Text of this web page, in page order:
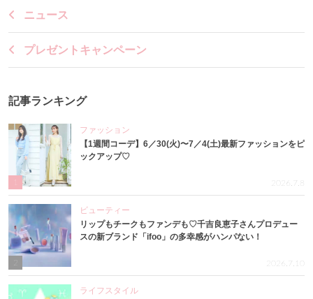
ニュース
プレゼントキャンペーン
記事ランキング
ファッション
【1週間コーデ】6／30(火)〜7／4(土)最新ファッションをピ
ックアップ♡
2026.7.8
ビューティー
リップもチークもファンデも♡千吉良恵子さんプロデュー
スの新ブランド「ifoo」の多幸感がハンパない！
2026.7.10
ライフスタイル